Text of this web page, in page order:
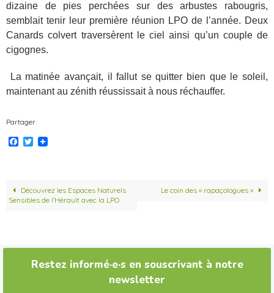
dizaine de pies perchées sur des arbustes rabougris,
semblait tenir leur première réunion LPO de l’année. Deux
Canards colvert traversèrent le ciel ainsi qu’un couple de
cigognes.
La matinée avançait, il fallut se quitter bien que le soleil,
maintenant au zénith réussissait à nous réchauffer.
Partager
F
o
o
T
e
r
Découvrez les Espaces Naturels
Sensibles de l’Hérault avec la LPO
Le coin des « rapaçologues »
Restez informé·e·s en souscrivant à notre
newsletter